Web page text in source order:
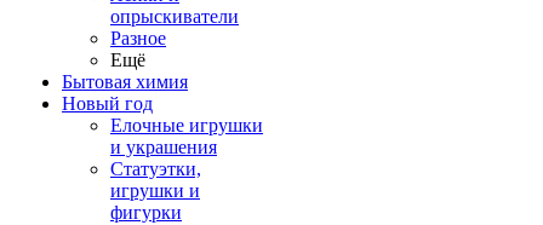
опрыскиватели
Разное
Ещё
Бытовая химия
Новый год
Елочные игрушки
и украшения
Статуэтки,
игрушки и
фигурки